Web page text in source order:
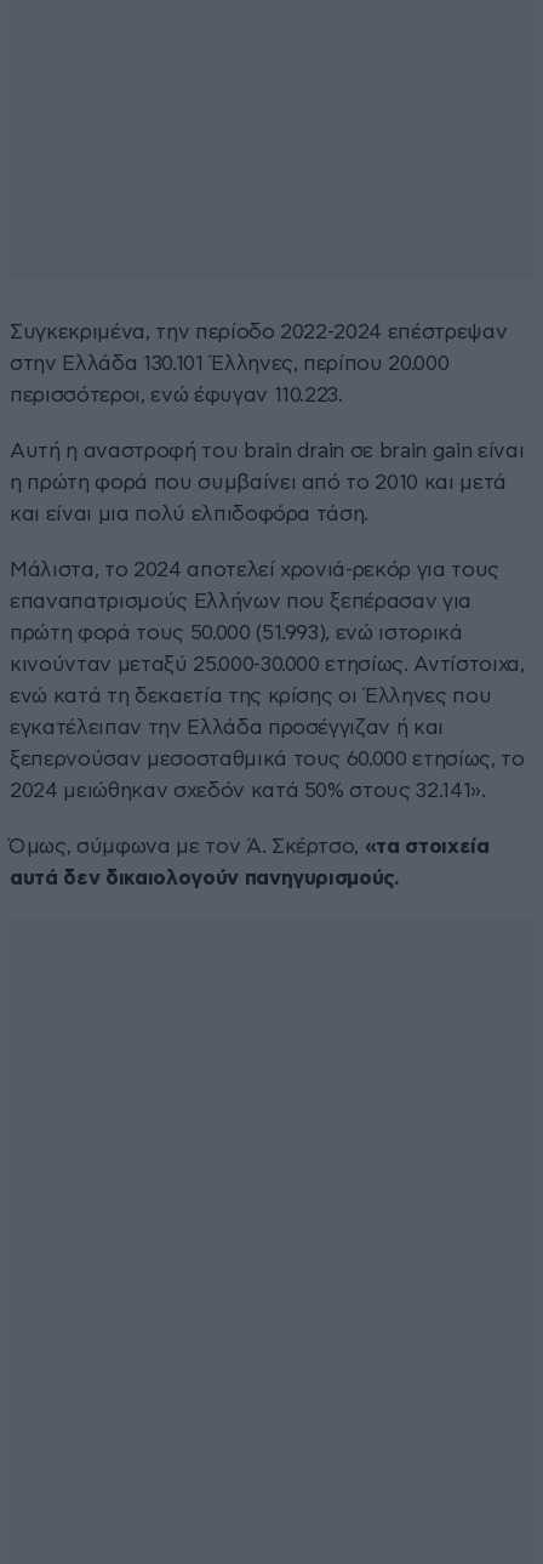
Συγκεκριμένα, την περίοδο 2022-2024 επέστρεψαν
στην Ελλάδα 130.101 Έλληνες, περίπου 20.000
περισσότεροι, ενώ έφυγαν 110.223.
Αυτή η αναστροφή του brain drain σε brain gain είναι
η πρώτη φορά που συμβαίνει από το 2010 και μετά
και είναι μια πολύ ελπιδοφόρα τάση.
Μάλιστα, το 2024 αποτελεί χρονιά-ρεκόρ για τους
επαναπατρισμούς Ελλήνων που ξεπέρασαν για
πρώτη φορά τους 50.000 (51.993), ενώ ιστορικά
κινούνταν μεταξύ 25.000-30.000 ετησίως. Αντίστοιχα,
ενώ κατά τη δεκαετία της κρίσης οι Έλληνες που
εγκατέλειπαν την Ελλάδα προσέγγιζαν ή και
ξεπερνούσαν μεσοσταθμικά τους 60.000 ετησίως, το
2024 μειώθηκαν σχεδόν κατά 50% στους 32.141».
Όμως, σύμφωνα με τον Ά. Σκέρτσο, «τα στοιχεία
αυτά δεν δικαιολογούν πανηγυρισμούς.